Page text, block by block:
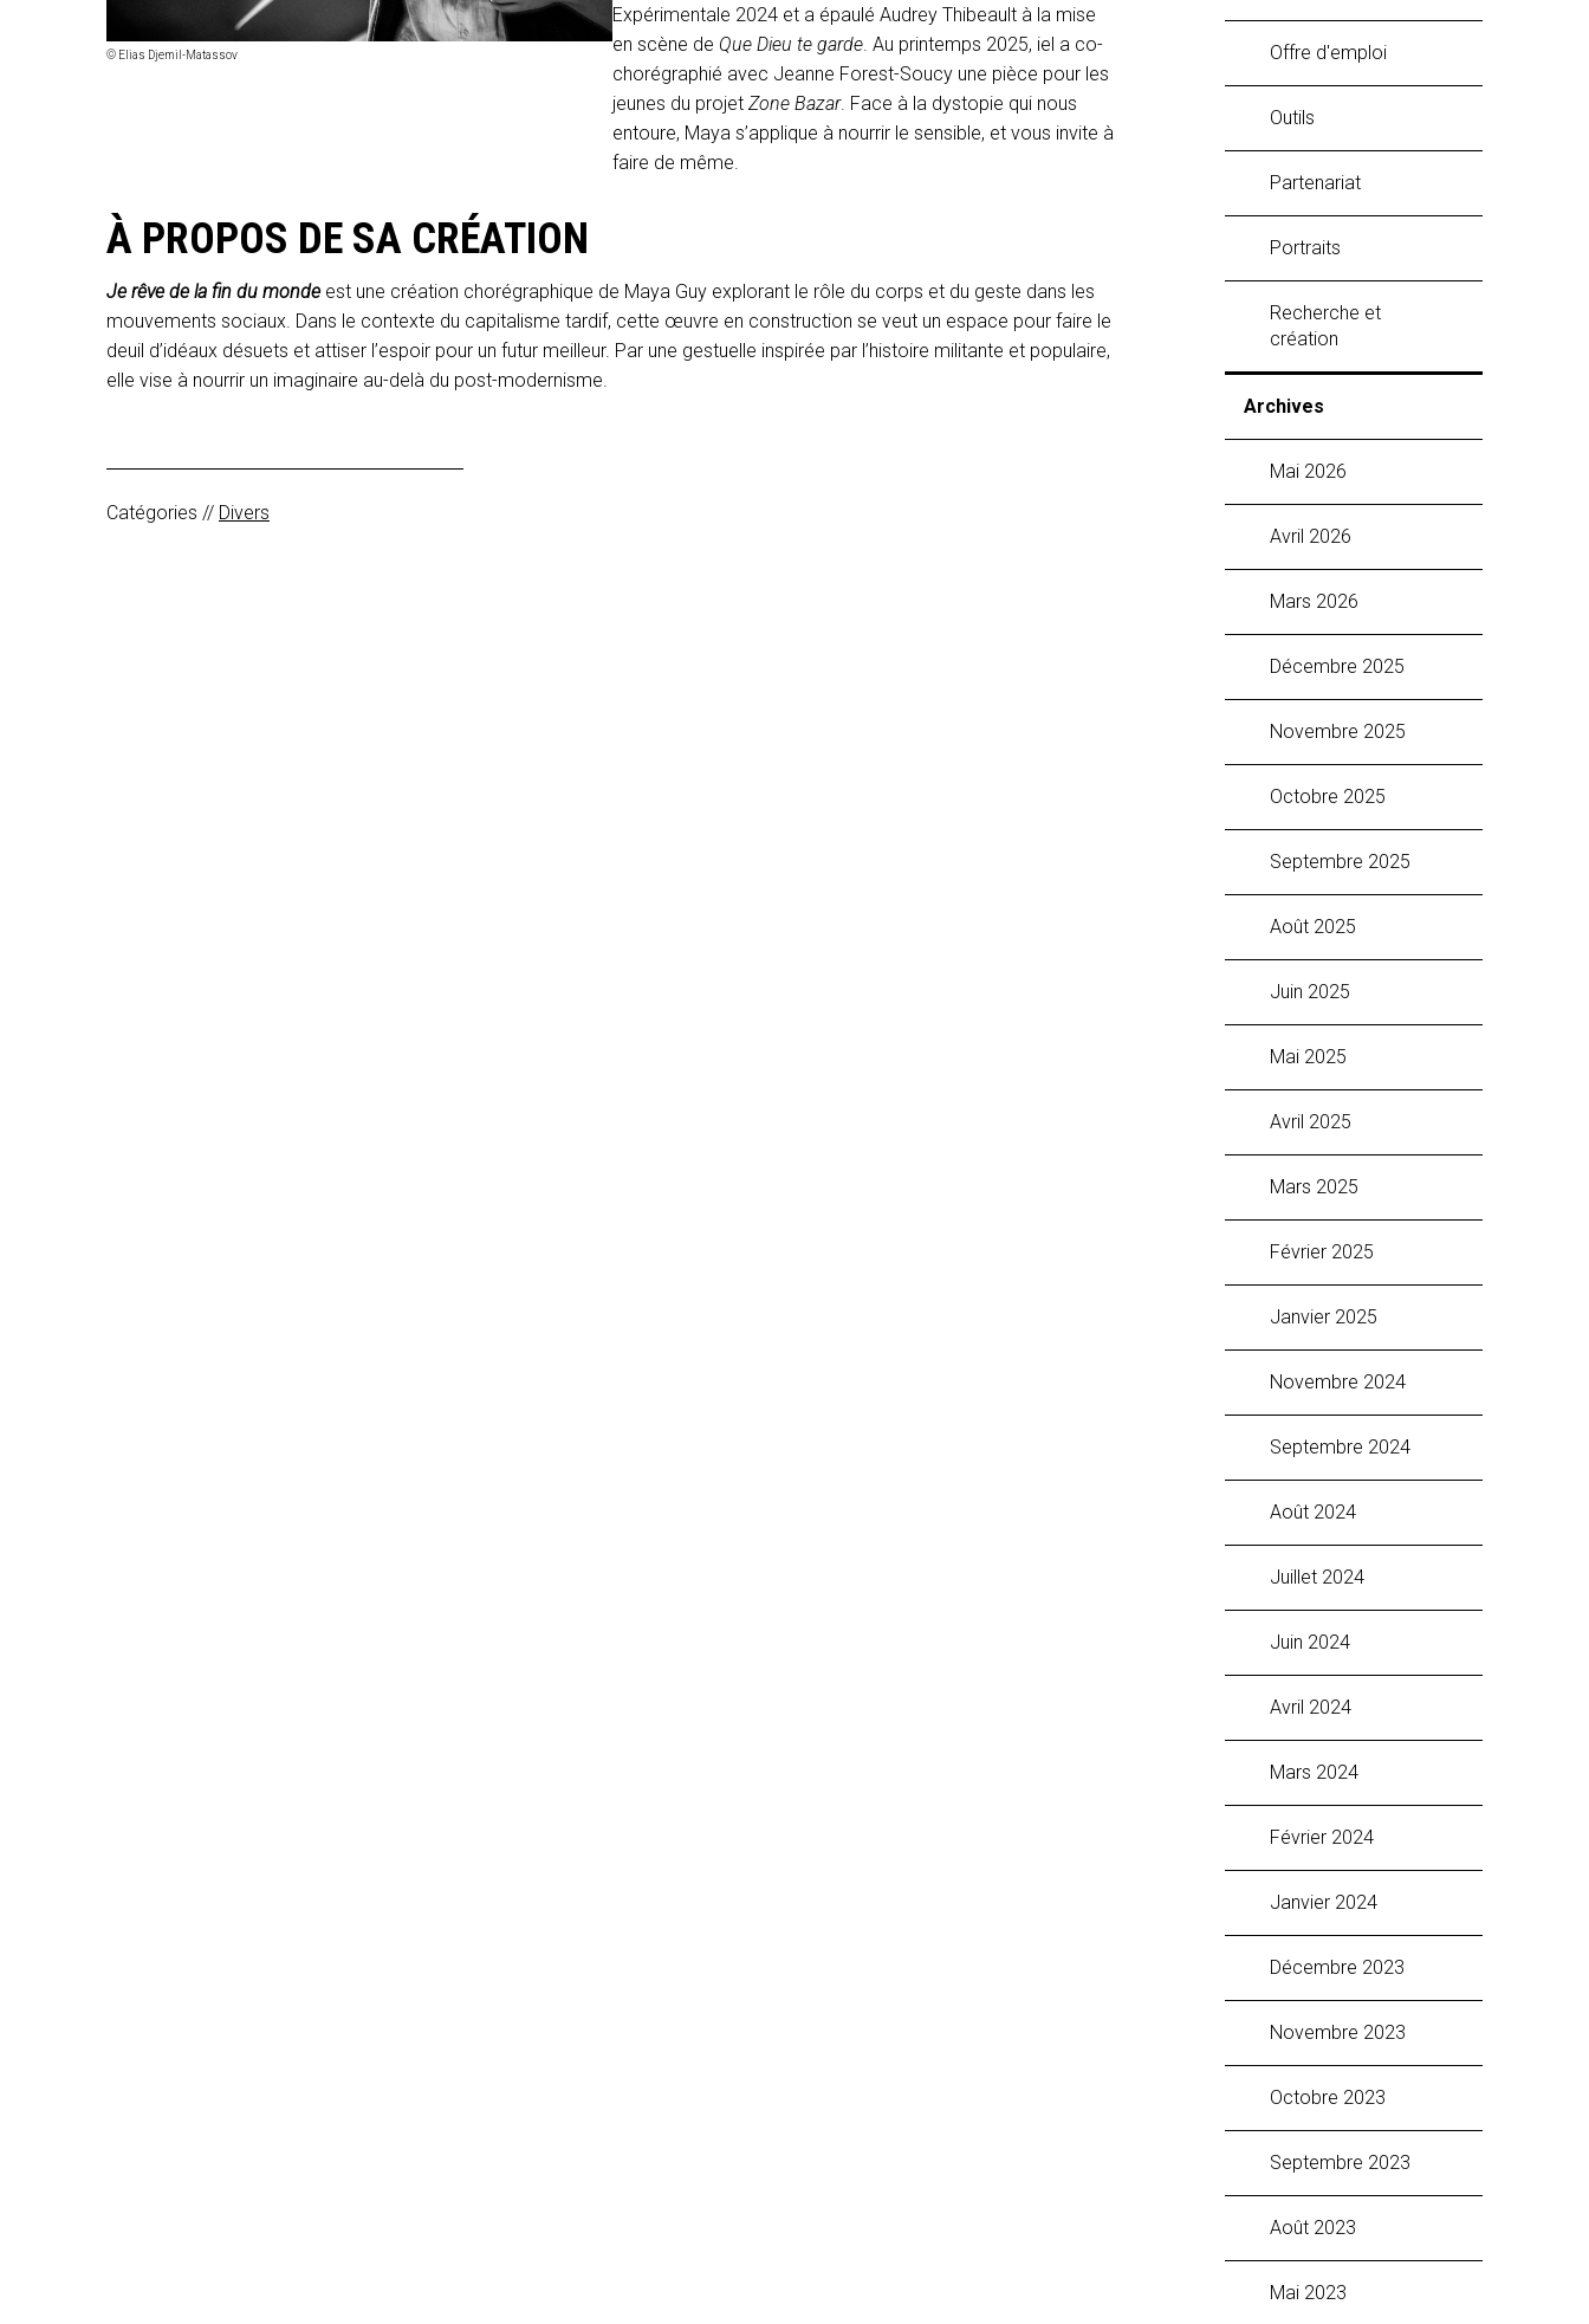
© Elias Djemil-Matassov
Expérimentale 2024 et a épaulé Audrey Thibeault à la mise
en scène de Que Dieu te garde. Au printemps 2025, iel a co-
chorégraphié avec Jeanne Forest-Soucy une pièce pour les
jeunes du projet Zone Bazar. Face à la dystopie qui nous
entoure, Maya s’applique à nourrir le sensible, et vous invite à
faire de même.
À PROPOS DE SA CRÉATION
Je rêve de la fin du monde est une création chorégraphique de Maya Guy explorant le rôle du corps et du geste dans les
mouvements sociaux. Dans le contexte du capitalisme tardif, cette œuvre en construction se veut un espace pour faire le
deuil d’idéaux désuets et attiser l’espoir pour un futur meilleur. Par une gestuelle inspirée par l’histoire militante et populaire,
elle vise à nourrir un imaginaire au-delà du post-modernisme.
Catégories // Divers
Offre d'emploi
Outils
Partenariat
Portraits
Recherche et
création
Archives
mai 2026
avril 2026
mars 2026
décembre 2025
novembre 2025
octobre 2025
septembre 2025
août 2025
juin 2025
mai 2025
avril 2025
mars 2025
février 2025
janvier 2025
novembre 2024
septembre 2024
août 2024
juillet 2024
juin 2024
avril 2024
mars 2024
février 2024
janvier 2024
décembre 2023
novembre 2023
octobre 2023
septembre 2023
août 2023
mai 2023